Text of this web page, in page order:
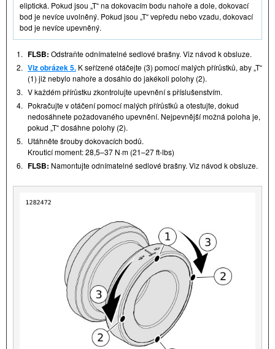
eliptická. Pokud jsou „T“ na dokovacím bodu nahoře a dole, dokovací
bod je nevíce uvolněný. Pokud jsou „T“ vepředu nebo vzadu, dokovací
bod je nevíce upevněný.
1. FLSB: Odstraňte odnímatelné sedlové brašny. Viz návod k obsluze.
2. Viz obrázek 5. K seřízené otáčejte (3) pomocí malých přírůstků, aby „T“
(1) již nebylo nahoře a dosáhlo do jakékoli polohy (2).
3. V každém přírůstku zkontrolujte upevnění s příslušenstvím.
4. Pokračujte v otáčení pomocí malých přírůstků a otestujte, dokud
nedosáhnete požadovaného upevnění. Nejpevnější možná poloha je,
pokud „T“ dosáhne polohy (2).
5. Utáhněte šrouby dokovacích bodů.
Krouticí moment: 28,5–37 N·m (21–27 ft-lbs)
6. FLSB: Namontujte odnímatelné sedlové brašny. Viz návod k obsluze.